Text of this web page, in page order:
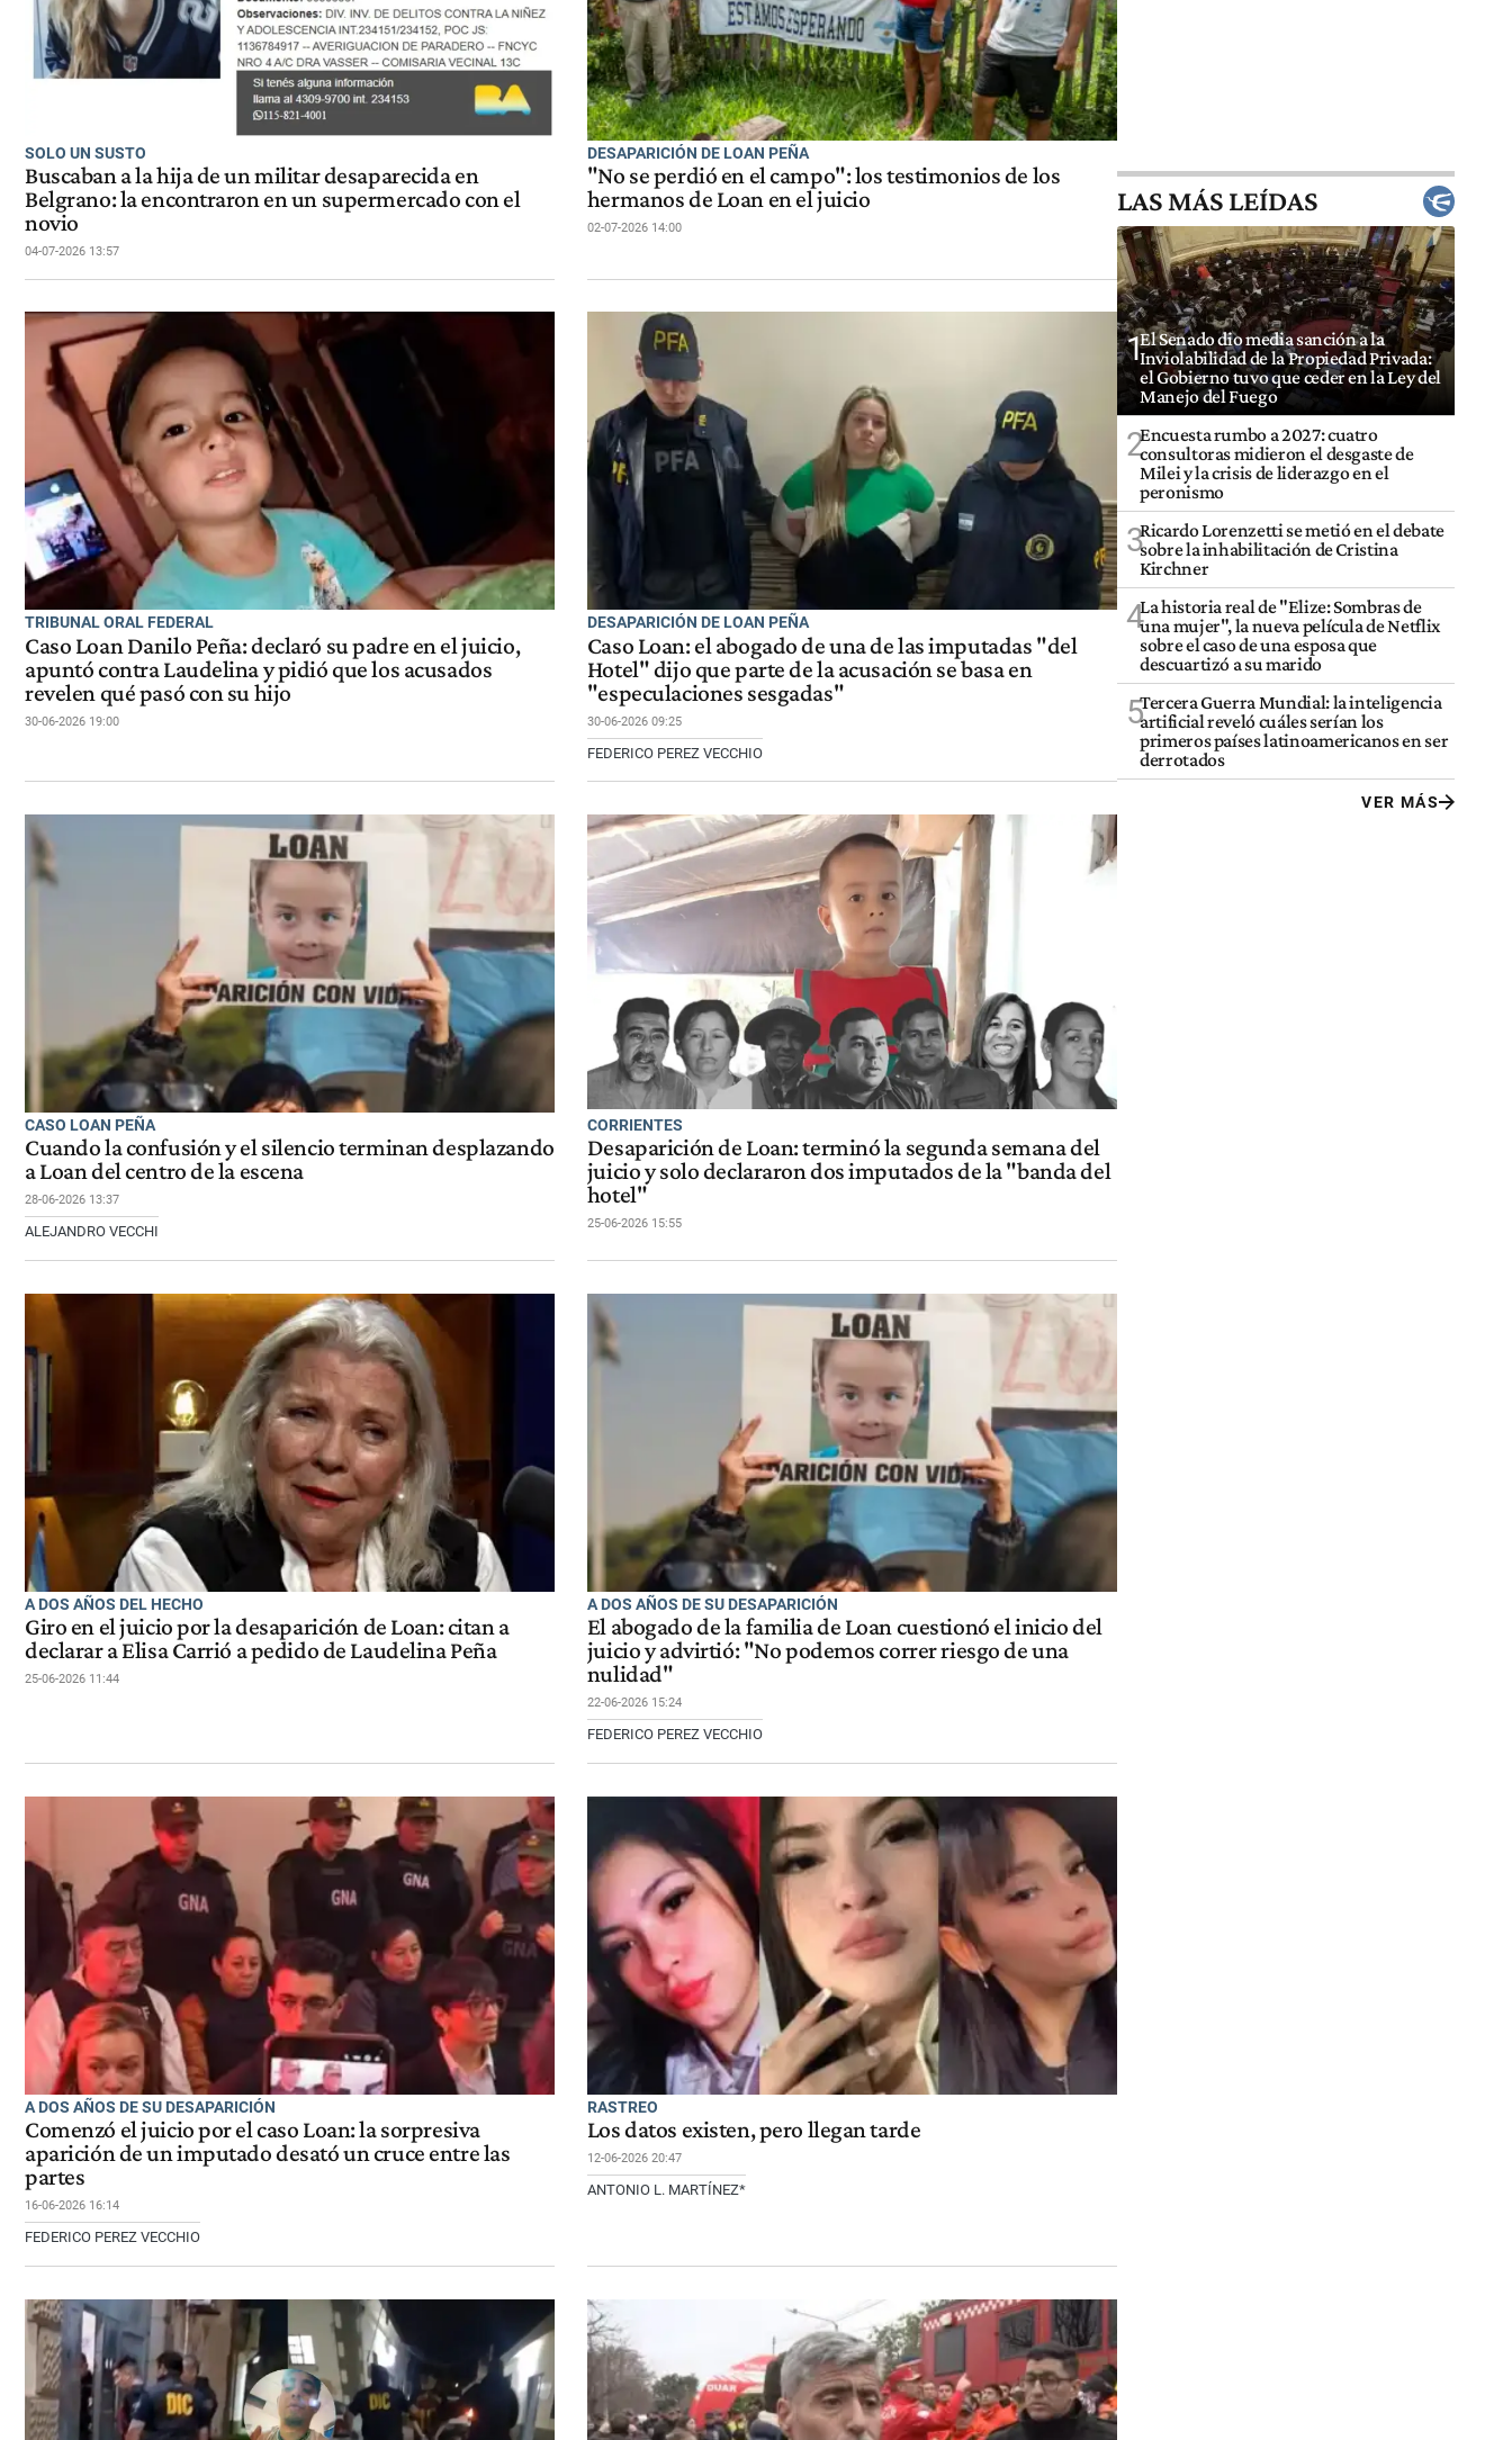
SOLO UN SUSTO
Buscaban a la hija de un militar desaparecida en
Belgrano: la encontraron en un supermercado con el
novio
04-07-2026 13:57
DESAPARICIÓN DE LOAN PEÑA
"No se perdió en el campo": los testimonios de los
hermanos de Loan en el juicio
02-07-2026 14:00
TRIBUNAL ORAL FEDERAL
Caso Loan Danilo Peña: declaró su padre en el juicio,
apuntó contra Laudelina y pidió que los acusados
revelen qué pasó con su hijo
30-06-2026 19:00
DESAPARICIÓN DE LOAN PEÑA
Caso Loan: el abogado de una de las imputadas "del
Hotel" dijo que parte de la acusación se basa en
"especulaciones sesgadas"
30-06-2026 09:25
FEDERICO PEREZ VECCHIO
CASO LOAN PEÑA
Cuando la confusión y el silencio terminan desplazando
a Loan del centro de la escena
28-06-2026 13:37
ALEJANDRO VECCHI
CORRIENTES
Desaparición de Loan: terminó la segunda semana del
juicio y solo declararon dos imputados de la "banda del
hotel"
25-06-2026 15:55
A DOS AÑOS DEL HECHO
Giro en el juicio por la desaparición de Loan: citan a
declarar a Elisa Carrió a pedido de Laudelina Peña
25-06-2026 11:44
A DOS AÑOS DE SU DESAPARICIÓN
El abogado de la familia de Loan cuestionó el inicio del
juicio y advirtió: "No podemos correr riesgo de una
nulidad"
22-06-2026 15:24
FEDERICO PEREZ VECCHIO
A DOS AÑOS DE SU DESAPARICIÓN
Comenzó el juicio por el caso Loan: la sorpresiva
aparición de un imputado desató un cruce entre las
partes
16-06-2026 16:14
FEDERICO PEREZ VECCHIO
RASTREO
Los datos existen, pero llegan tarde
12-06-2026 20:47
ANTONIO L. MARTÍNEZ*
LAS MÁS LEÍDAS
1El Senado dio media sanción a la
Inviolabilidad de la Propiedad Privada:
el Gobierno tuvo que ceder en la Ley del
Manejo del Fuego
2Encuesta rumbo a 2027: cuatro
consultoras midieron el desgaste de
Milei y la crisis de liderazgo en el
peronismo
3Ricardo Lorenzetti se metió en el debate
sobre la inhabilitación de Cristina
Kirchner
4La historia real de "Elize: Sombras de
una mujer", la nueva película de Netflix
sobre el caso de una esposa que
descuartizó a su marido
5Tercera Guerra Mundial: la inteligencia
artificial reveló cuáles serían los
primeros países latinoamericanos en ser
derrotados
VER MÁS